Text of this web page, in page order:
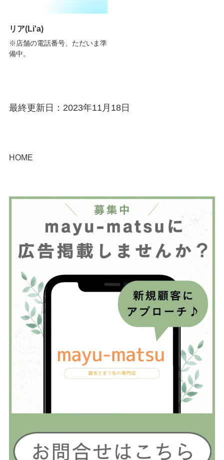
リア(Li'a)
※店舗の電話番号、ただいま準
備中。
最終更新日：2023年11月18日
HOME